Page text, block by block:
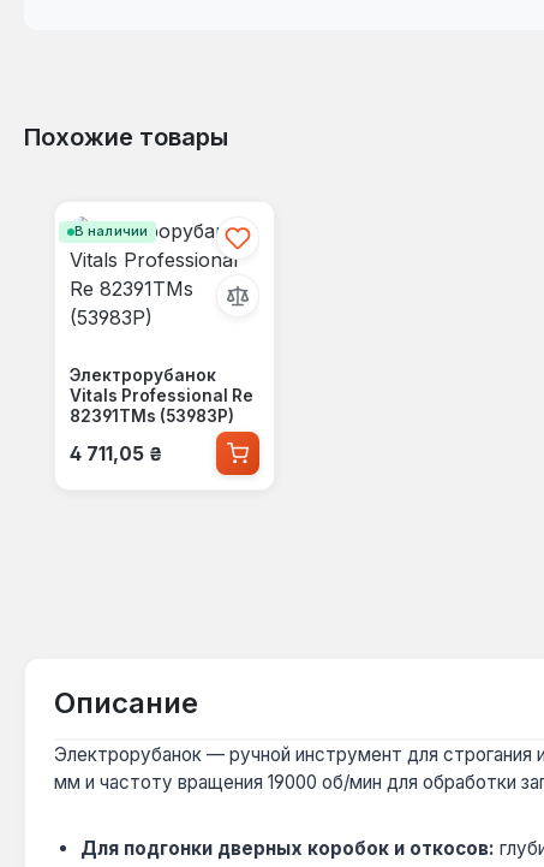
Похожие товары
В наличии
Электрорубанок
Vitals Professional Re
82391TMs (53983P)
Обычная цена:
4 711,05 ₴
Описание
Электрорубанок — ручной инструмент для строгания
мм и частоту вращения 19000 об/мин для обработки
Для подгонки дверных коробок и откосов: